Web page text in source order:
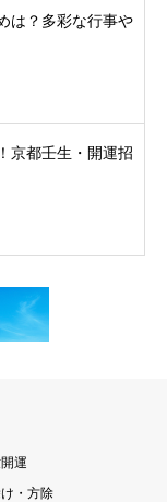
は？多彩な行事や
京都壬生・開運招
運
・方除